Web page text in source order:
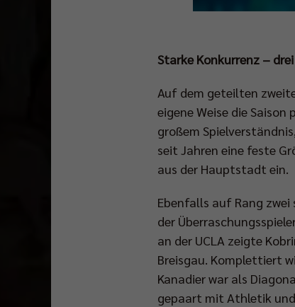
Starke Konkurrenz –
Auf dem geteilten
eigene Weise die
großem
seit Jahren eine feste
aus der Hauptstadt ein.
Ebenfalls auf Rang zwei
der
an der UCLA zeigte
Breisgau. Komplettiert
Kanadier war als
gepaart mit Athletik